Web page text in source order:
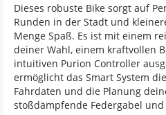
Dieses robuste Bike sorgt auf
Runden in der Stadt und
Menge Spaß. Es ist mit einem
deiner Wahl, einem kraftvollen
intuitiven Purion Controller
ermöglicht das Smart System
Fahrdaten und die Planung
stoßdämpfende Federgabel